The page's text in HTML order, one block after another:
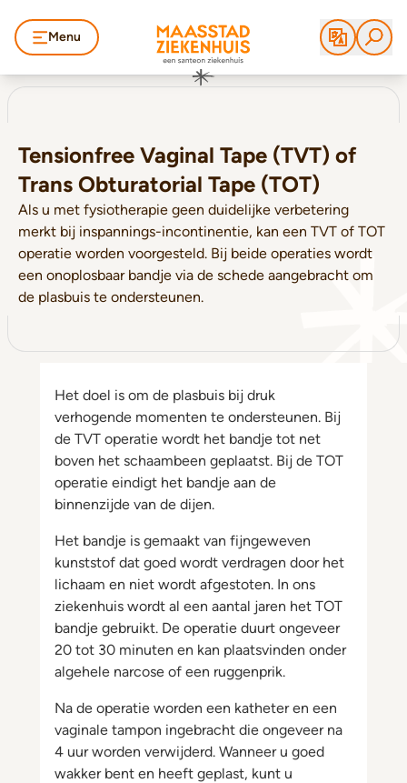
Menu
Tensionfree Vaginal Tape (TVT) of
Trans Obturatorial Tape (TOT)
Als u met fysiotherapie geen duidelijke verbetering
merkt bij inspannings-incontinentie, kan een TVT of TOT
operatie worden voorgesteld. Bij beide operaties wordt
een onoplosbaar bandje via de schede aangebracht om
de plasbuis te ondersteunen.
Het doel is om de plasbuis bij druk
verhogende momenten te ondersteunen. Bij
de TVT operatie wordt het bandje tot net
boven het schaambeen geplaatst. Bij de TOT
operatie eindigt het bandje aan de
binnenzijde van de dijen.
Het bandje is gemaakt van fijngeweven
kunststof dat goed wordt verdragen door het
lichaam en niet wordt afgestoten. In ons
ziekenhuis wordt al een aantal jaren het TOT
bandje gebruikt. De operatie duurt ongeveer
20 tot 30 minuten en kan plaatsvinden onder
algehele narcose of een ruggenprik.
Na de operatie worden een katheter en een
vaginale tampon ingebracht die ongeveer na
4 uur worden verwijderd. Wanneer u goed
wakker bent en heeft geplast, kunt u